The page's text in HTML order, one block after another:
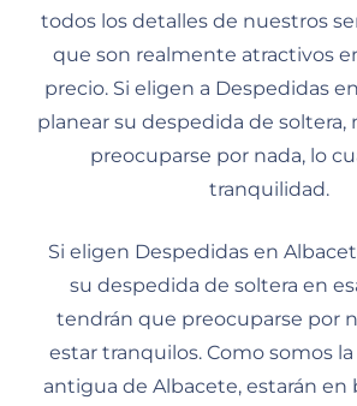
todos los detalles de nuestros
que son realmente atractivos
precio. Si eligen a Despedidas
planear su despedida de soltera,
preocuparse por nada, lo
tranquilidad.
Si eligen Despedidas en
su despedida de soltera en
tendrán que preocuparse por
estar tranquilos. Como somos
antigua de Albacete, estarán en